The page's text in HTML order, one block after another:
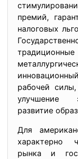
премий,
налоговых
рабочей
улучшение
развитие
Для
характерно
рынка и